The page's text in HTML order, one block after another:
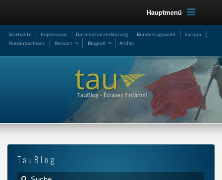
Hauptmenü
Startseite Impressum Datenschutzerklärung Bundestagswahl
Europa
Niedersachsen
Ressort Blogroll Archiv
TauBlog